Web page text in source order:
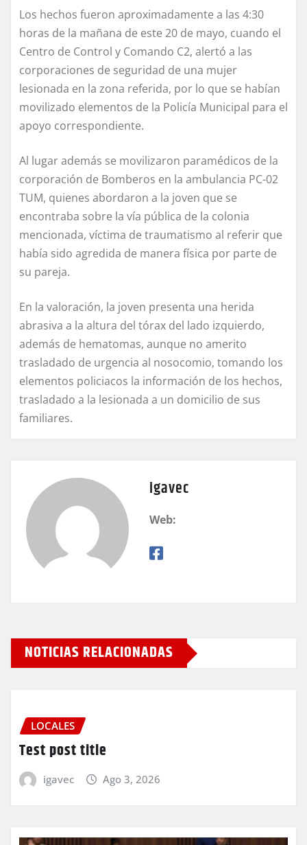
Los hechos fueron aproximadamente a las 4:30
horas de la mañana de este 20 de mayo, cuando el
Centro de Control y Comando C2, alertó a las
corporaciones de seguridad de una mujer
lesionada en la zona referida, por lo que se habían
movilizado elementos de la Policía Municipal para el
apoyo correspondiente.
Al lugar además se movilizaron paramédicos de la
corporación de Bomberos en la ambulancia PC-02
TUM, quienes abordaron a la joven que se
encontraba sobre la vía pública de la colonia
mencionada, víctima de traumatismo al referir que
había sido agredida de manera física por parte de
su pareja.
En la valoración, la joven presenta una herida
abrasiva a la altura del tórax del lado izquierdo,
además de hematomas, aunque no amerito
trasladado de urgencia al nosocomio, tomando los
elementos policiacos la información de los hechos,
trasladado a la lesionada a un domicilio de sus
familiares.
igavec
Web:
NOTICIAS RELACIONADAS
LOCALES
Test post title
igavec Ago 3, 2026